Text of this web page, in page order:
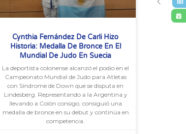
Cynthia Fernández De Carli Hizo
Historia: Medalla De Bronce En El
Mundial De Judo En Suecia
La deportista colonense alcanzó el podio en el
Campeonato Mundial de Judo para Atletas
con Síndrome de Down que se disputa en
Lindesberg. Representando a la Argentina y
llevando a Colón consigo, consiguió una
medalla de bronce en su debut y continúa en
competencia.